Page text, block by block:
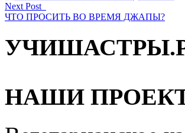
Next Post
ЧТО ПРОСИТЬ ВО ВРЕМЯ ДЖАПЫ?
НАШИ